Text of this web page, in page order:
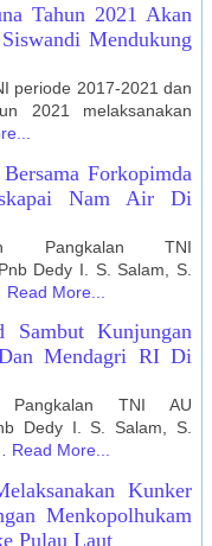
Tahun 2021 Akan
Mendukung
periode 2017-2021 dan
2021 melaksanakan
Forkopimda
Nam Air Di
Pangkalan TNI
Dedy I. S. Salam, S.
Read More...
Sambut Kunjungan
Mendagri RI Di
Pangkalan TNI AU
Dedy I. S. Salam, S.
Read More...
Kunker
Menkopolhukam
Pulau Laut